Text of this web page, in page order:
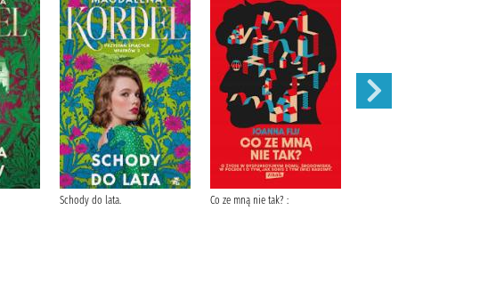
Schody do lata. Co ze mną nie tak? :